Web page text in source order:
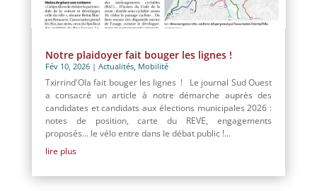
Notre plaidoyer fait bouger les lignes !
Fév 10, 2026| Actualités, Mobilité
Txirrind'Ola fait bouger les lignes ! Le journal Sud Ouest
a consacré un article à notre démarche auprès des
candidates et candidats aux élections municipales 2026 :
notes de position, carte du REVE, engagements
proposés… le vélo entre dans le débat public !...
lire plus